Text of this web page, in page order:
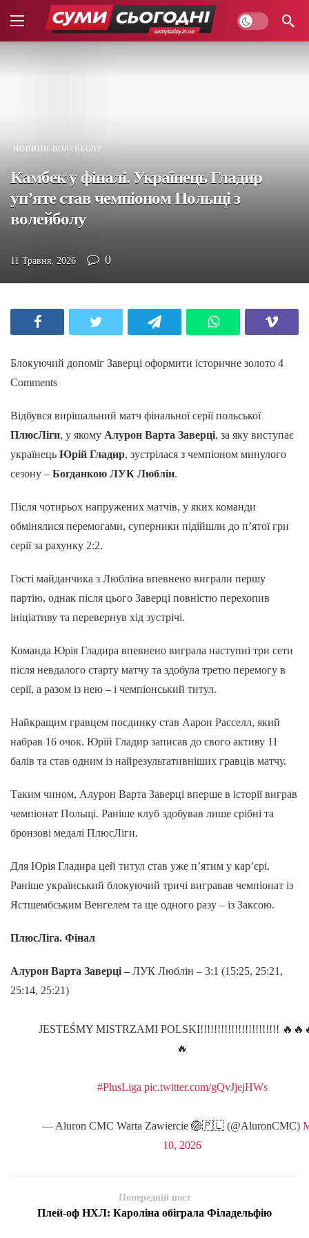
НОВИНИ ВОЛЕЙБОЛУ
Камбек у фіналі. Українець Гладир
уп’яте став чемпіоном Польщі з
волейболу
11 Травня, 2026 0
Блокуючий допоміг Заверці оформити історичне золото 4
Comments
Відбувся вирішальний матч фінальної серії польської
ПлюсЛіги, у якому Алурон Варта Заверці, за яку виступає
українець Юрій Гладир, зустрілася з чемпіоном минулого
сезону – Богданкою ЛУК Люблін.
Після чотирьох напружених матчів, у яких команди
обмінялися перемогами, суперники підійшли до п’ятої гри
серії за рахунку 2:2.
Гості майданчика з Любліна впевнено виграли першу
партію, однак після цього Заверці повністю перехопив
ініціативу та перевернув хід зустрічі.
Команда Юрія Гладира впевнено виграла наступні три сети
після невдалого старту матчу та здобула третю перемогу в
серії, а разом із нею – і чемпіонський титул.
Найкращим гравцем поєдинку став Аарон Расселл, який
набрав 16 очок. Юрій Гладир записав до свого активу 11
балів та став одним із найрезультативніших гравців матчу.
Таким чином, Алурон Варта Заверці вперше в історії виграв
чемпіонат Польщі. Раніше клуб здобував лише срібні та
бронзові медалі ПлюсЛіги.
Для Юрія Гладира цей титул став уже п’ятим у кар’єрі.
Раніше український блокуючий тричі вигравав чемпіонат із
Ястшембським Венгелем та ще одного разу – із Заксою.
ПлюсЛіга. Фінал
Алурон Варта Заверці – ЛУК Люблін – 3:1 (15:25, 25:21,
25:14, 25:21)
JESTEŚMY MISTRZAMI POLSKI!!!!!!!!!!!!!!!!!!!!!!!
🔥
#PlusLiga pic.twitter.com/gQvJjejHWs
— Aluron CMC Warta Zawiercie 🏐🇵🇱 (@AluronCMC)
10, 2026
Попередній пост
Плей-оф НХЛ: Кароліна обіграла Філадельфію